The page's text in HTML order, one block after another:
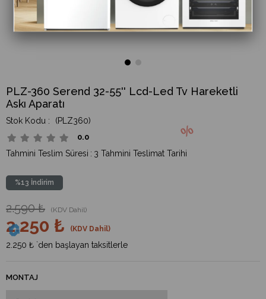
PLZ-360 Serend 32-55'' Lcd-Led Tv Hareketli
Askı Aparatı
(PLZ360)
0.0
Tahmini Teslim Süresi : 3 Tahmini Teslimat Tarihi
%13 İndirim
2.590 ₺ (KDV Dahil)
2.250 ₺ (KDV Dahil)
2.250 ₺ `den başlayan taksitlerle
MONTAJ